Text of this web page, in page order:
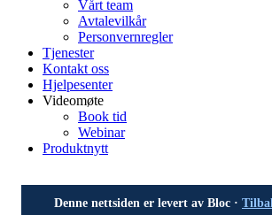
Vårt team
Avtalevilkår
Personvernregler
Tjenester
Kontakt oss
Hjelpesenter
Videomøte
Book tid
Webinar
Produktnytt
Denne nettsiden er levert av Bloc ·